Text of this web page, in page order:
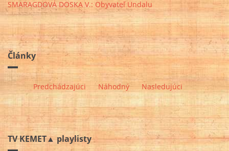
SMARAGDOVÁ DOSKA V.: Obyvateľ Undalu
Články
Predchádzajúci Náhodný Nasledujúci
TV KEMET▲ playlisty